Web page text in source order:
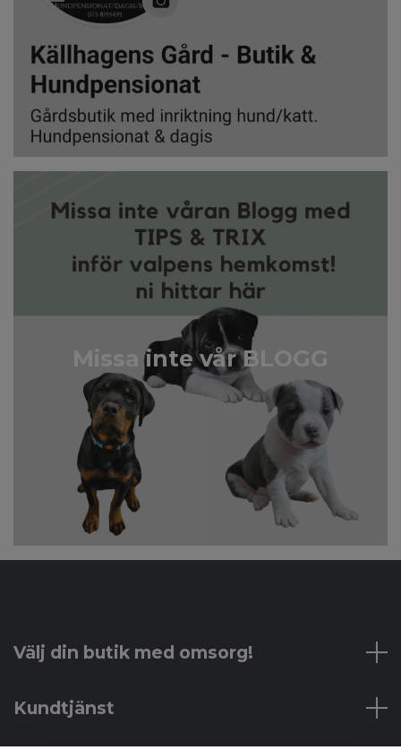
Missa inte vår BLOGG
Välj din butik med omsorg!
Kundtjänst